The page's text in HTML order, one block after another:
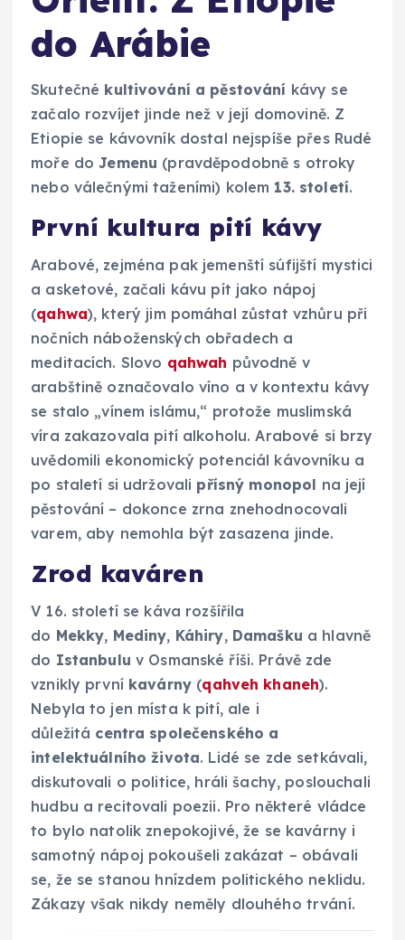
do Arábie
Skutečné kultivování a pěstování kávy se
začalo rozvíjet jinde než v její domovině. Z
Etiopie se kávovník dostal nejspíše přes Rudé
moře doJemenu (pravděpodobně s otroky
nebo válečnými taženími) kolem 13. století.
První kultura pití kávy
Arabové, zejména pak jemenští súfijští mystici
a asketové, začali kávu pít jako nápoj
(qahwa), který jim pomáhal zůstat vzhůru při
nočních náboženských obřadech a
meditacích. Slovo qahwah původně v
arabštině označovalo víno a v kontextu kávy
se stalo „vínem islámu,“ protože muslimská
víra zakazovala pití alkoholu. Arabové si brzy
uvědomili ekonomický potenciál kávovníku a
po staletí si udržovali přísný monopol na její
pěstování – dokonce zrna znehodnocovali
varem, aby nemohla být zasazena jinde.
Zrod kaváren
V 16. století se káva rozšířila
do Mekky, Mediny, Káhiry, Damašku a hlavně
do Istanbulu v Osmanské říši. Právě zde
vznikly první kavárny (qahveh khaneh).
Nebyla to jen místa k pití, ale i
důležitá centra společenského a
intelektuálního života. Lidé se zde setkávali,
diskutovali o politice, hráli šachy, poslouchali
hudbu a recitovali poezii. Pro některé vládce
to bylo natolik znepokojivé, že se kavárny i
samotný nápoj pokoušeli zakázat – obávali
se, že se stanou hnízdem politického neklidu.
Zákazy však nikdy neměly dlouhého trvání.